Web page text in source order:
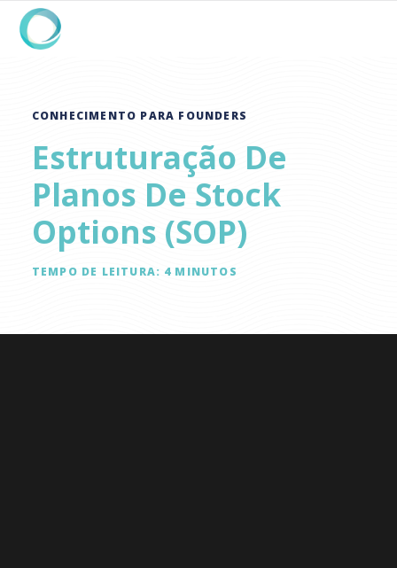
CONHECIMENTO PARA FOUNDERS
Estruturação De
Planos De Stock
Options (SOP)
TEMPO DE LEITURA: 4 MINUTOS